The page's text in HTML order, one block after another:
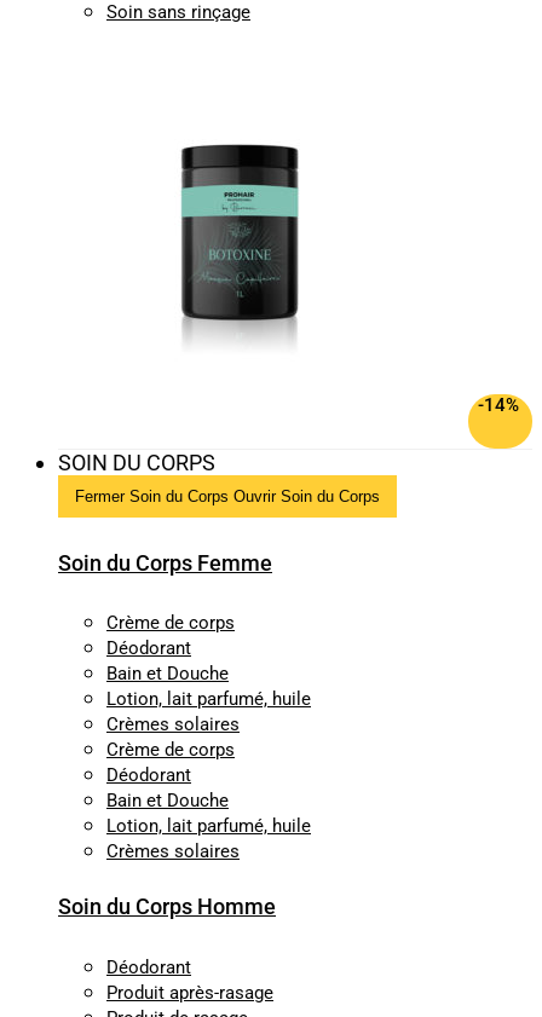
Soin sans rinçage
-14%
SOIN DU CORPS
Fermer Soin du Corps Ouvrir Soin du Corps
Soin du Corps Femme
Crème de corps
Déodorant
Bain et Douche
Lotion, lait parfumé, huile
Crèmes solaires
Crème de corps
Déodorant
Bain et Douche
Lotion, lait parfumé, huile
Crèmes solaires
Soin du Corps Homme
Déodorant
Produit après-rasage